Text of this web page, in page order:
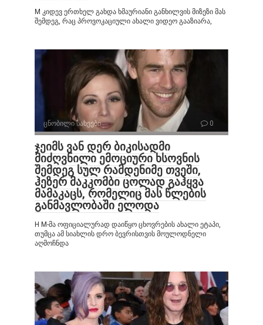
M კიდევ ერთხელ გახდა ხმაურიანი განხილვის მიზეზი მას
შემდეგ, რაც პროვოკაციული ახალი ვიდეო გააზიარა,
ცნობილი სახეები 0
ჯეიმს ვან დერ ბიკისადმი
მიძღვნილი ემოციური ხსოვნის
შემდეგ სულ რამდენიმე თვეში,
ჰეზერ მაკკომბი ცოლად გაჰყვა
მამაკაცს, რომელიც მას წლების
განმავლობაში ელოდა
H M-მა ოფიციალურად დაიწყო ცხოვრების ახალი ეტაპი,
თუმცა ამ სიახლის დრო ბევრისთვის მოულოდნელი
აღმოჩნდა